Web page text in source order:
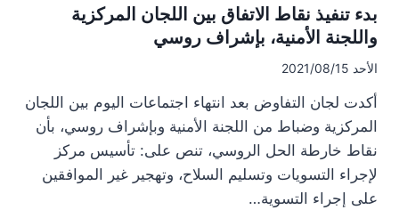
بدء تنفيذ نقاط الاتفاق بين اللجان المركزية
واللجنة الأمنية، بإشراف روسي
الأحد 2021/08/15
أكدت لجان التفاوض بعد انتهاء اجتماعات اليوم بين اللجان
المركزية وضباط من اللجنة الأمنية وبإشراف روسي، بأن
نقاط خارطة الحل الروسي، تنص على: تأسيس مركز
لإجراء التسويات وتسليم السلاح، وتهجير غير الموافقين
على إجراء التسوية…